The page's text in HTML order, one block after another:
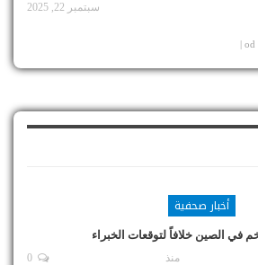
سبتمبر 22, 2025
أخبار صحفية
في الصين خلافاً لتوقعات الخبراء
منذ